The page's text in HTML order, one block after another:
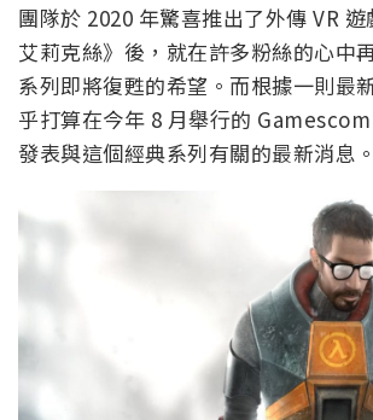
團隊於 2020 年驚喜推出了外傳 VR 遊
艾莉克絲》後，就在許多粉絲的心中
系列即將復甦的希望。而根據一則最
乎打算在今年 8 月舉行的
發表與這個經典系列有關的最新消息。